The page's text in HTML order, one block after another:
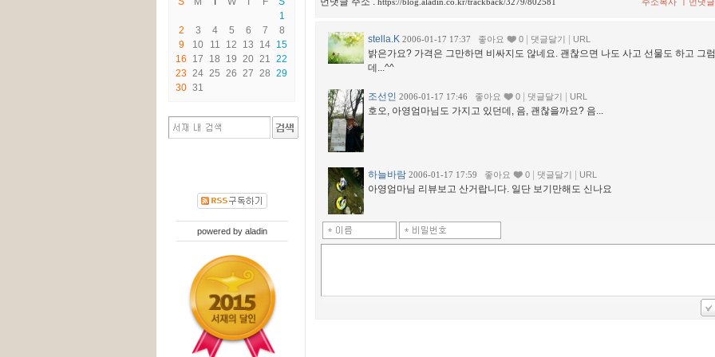
1
2
3 4 5 6 7
8
9
10 11 12 13 14 15
16
17 18 19 20 21
22
23 24 25 26 27 28 29
30 31
powered by aladin
stella.K 2006-01-17 17:37 좋아요 0 | 댓글달기 | URL
밝은가요? 가격은 그만하면 비싸지도 않네요. 괜찮으면 나도 사고 선물도 하고 그
데...^^
조선인 2006-01-17 17:46 좋아요 0 | 댓글달기 | URL
호오, 아영엄마님도 가지고 있던데, 음, 괜찮을까요? 음...
하늘바람 2006-01-17 17:59 좋아요 0 | 댓글달기 | URL
아영엄마님 리뷰보고 산거랍니다. 일단 보기만해도 신나요